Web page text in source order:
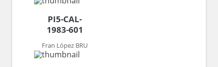
PI5-CAL-
1983-601
Fran López BRU